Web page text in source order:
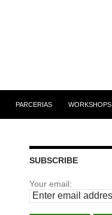
PARCERIAS WORKSHOPS
SUBSCRIBE
Your email: